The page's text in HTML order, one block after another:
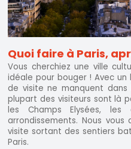
Quoi faire à Paris,
Vous cherchiez une ville
idéale pour bouger ! Avec
de visite ne manquent
plupart des visiteurs sont là
les Champs Elysées,
arrondissements. Nous
visite sortant des sentiers
Paris.